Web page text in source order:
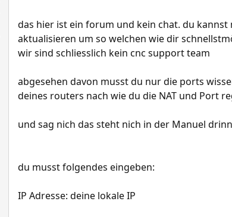
das hier ist ein forum und kein chat. du
aktualisieren um so welchen wie dir
wir sind schliesslich kein cnc support team
abgesehen davon musst du nur die ports
deines routers nach wie du die NAT und Port
und sag nich das steht nich in der Manuel
du musst folgendes eingeben:
IP Adresse: deine lokale IP